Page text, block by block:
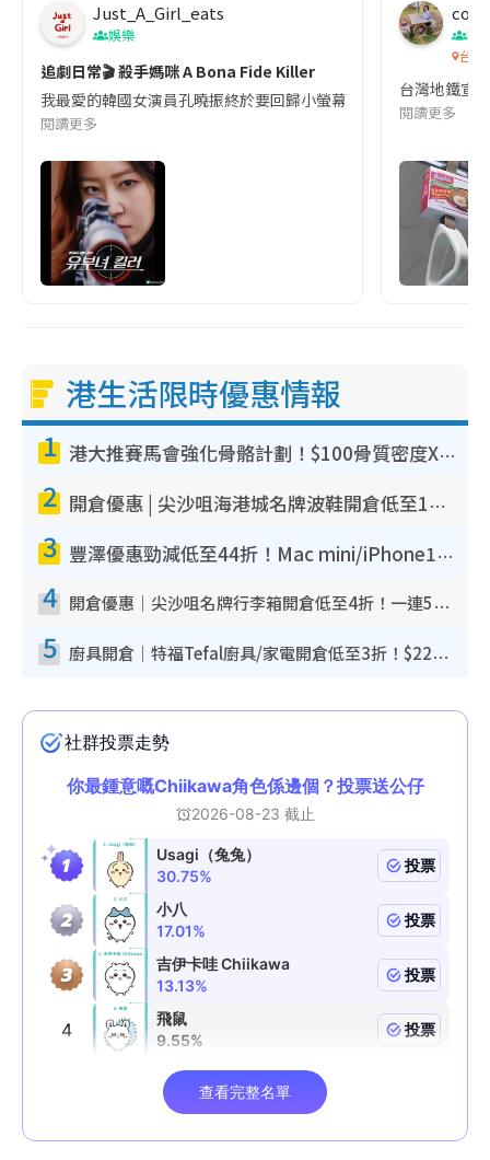
Just_A_Girl_eats
娛樂
追劇日常🎬 殺手媽咪 A Bona Fide Killer
我最愛的韓國女演員孔曉振終於要回歸小螢幕啦!這次的劇本改編
閱讀更多
co
吹
台灣
台灣地鐵宣
閱讀更多
港生活限時優惠情報
1 港大推賽馬會強化骨骼計劃！$100骨質密度X光檢查 完成免費運動訓練送超市禮券！附參加資格
2 開倉優惠 | 尖沙咀海港城名牌波鞋開倉低至1折！On鞋$899起／Joy&Peace鞋履$98起
3 豐澤優惠勁減低至44折！Mac mini/iPhone17Pro大減價！廚房家電$220起
4 開倉優惠｜尖沙咀名牌行李箱開倉低至4折！一連5日 American Tourister/ace./Hallmark $200起！
5 廚具開倉｜特福Tefal廚具/家電開倉低至3折！$220起買平底鍋/炒鑊/湯煲！電飯煲/吸塵機/燙斗$418起